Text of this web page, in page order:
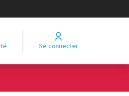
Se connecter